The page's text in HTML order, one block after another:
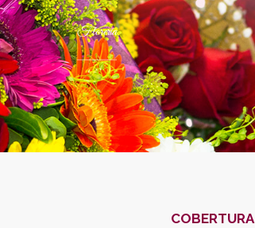
Florería
COBERTURA